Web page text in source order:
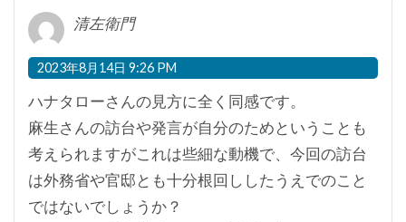
清左衛門
2023年8月14日 9:26 PM
ハナタローさんの見方に全く同感です。
麻生さんの訪台や発言が自分のためということも
考えられますがこれは些細な動機で、今回の訪台
は外務省や官邸とも十分根回ししたうえでのこと
ではないでしょうか？